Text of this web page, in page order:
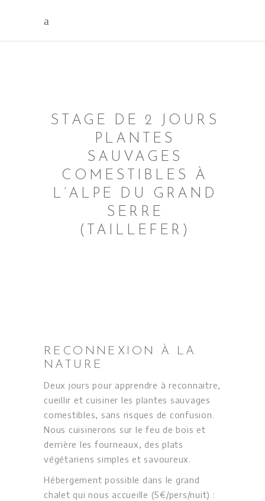
STAGE DE 2 JOURS
PLANTES
SAUVAGES
COMESTIBLES À
L’ALPE DU GRAND
SERRE
(TAILLEFER)
RECONNEXION À LA
NATURE
Deux jours pour apprendre à reconnaitre,
cueillir et cuisiner les plantes sauvages
comestibles, sans risques de confusion.
Nous cuisinerons sur le feu de bois et
derrière les fourneaux, des plats
végétariens simples et savoureux.
Hébergement possible dans le grand
chalet qui nous accueille (5€/pers/nuit) :